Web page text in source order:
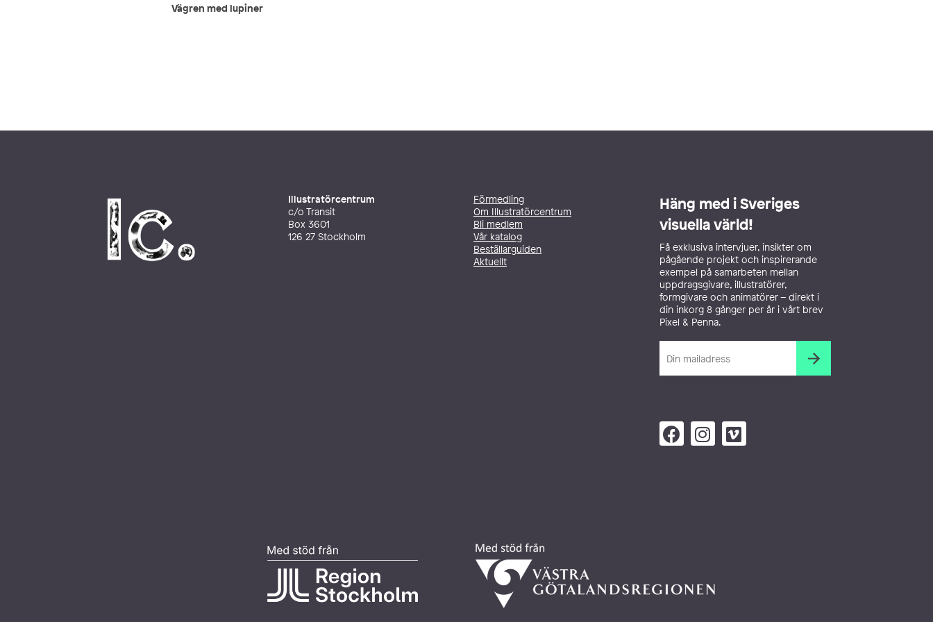
Vägren med lupiner
Illustratörcentrum
c/o Transit
Box 3601
126 27 Stockholm
Förmedling
Om Illustratörcentrum
Bli medlem
Vår katalog
Beställarguiden
Aktuellt
Häng med i Sveriges
visuella värld!
Få exklusiva intervjuer, insikter om
pågående projekt och inspirerande
exempel på samarbeten mellan
uppdragsgivare, illustratörer,
formgivare och animatörer – direkt i
din inkorg 8 gånger per år i vårt brev
Pixel & Penna.